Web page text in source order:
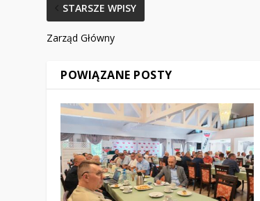
STARSZE WPISY
Zarząd Główny
POWIĄZANE POSTY